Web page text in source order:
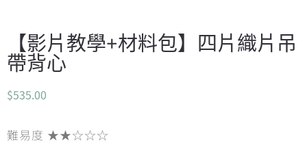
【影片教學+材料包】四片織片吊
帶背心
$535.00
難易度 ★★☆☆☆